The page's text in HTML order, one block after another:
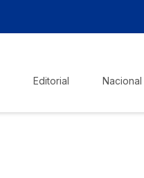
Editorial Nacional